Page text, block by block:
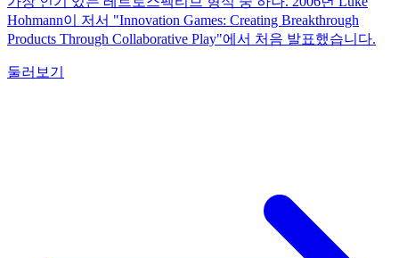
Hohmann이 저서 "Innovation Games: Creating Breakthrough
Products Through Collaborative Play"에서 처음 발표했습니다.
둘러보기